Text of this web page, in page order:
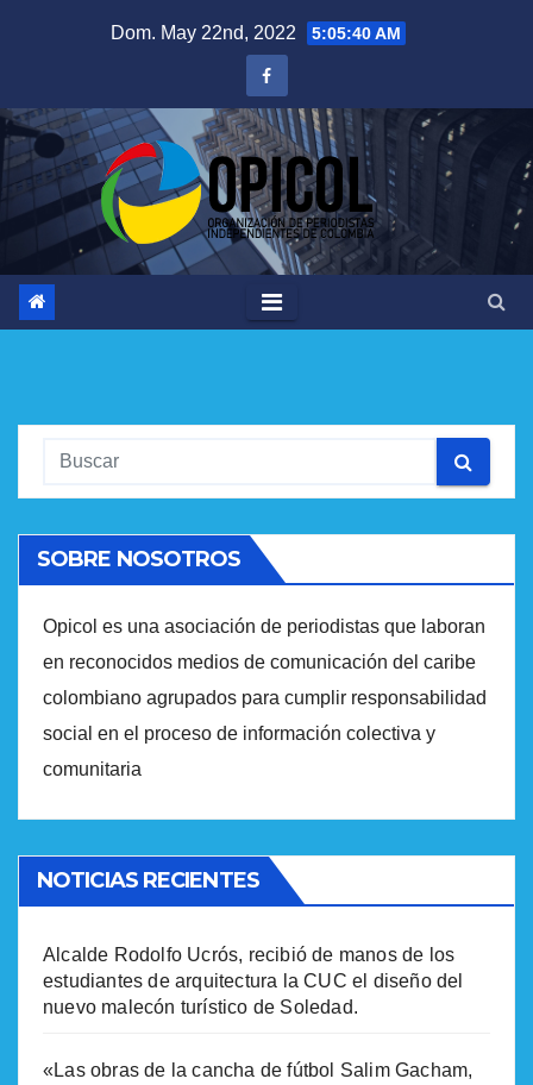
Dom. May 22nd, 2022 5:05:41 AM
SOBRE NOSOTROS
Opicol es una asociación de periodistas que laboran
en reconocidos medios de comunicación del caribe
colombiano agrupados para cumplir responsabilidad
social en el proceso de información colectiva y
comunitaria
NOTICIAS RECIENTES
Alcalde Rodolfo Ucrós, recibió de manos de los
estudiantes de arquitectura la CUC el diseño del
nuevo malecón turístico de Soledad.
«Las obras de la cancha de fútbol Salim Gacham,